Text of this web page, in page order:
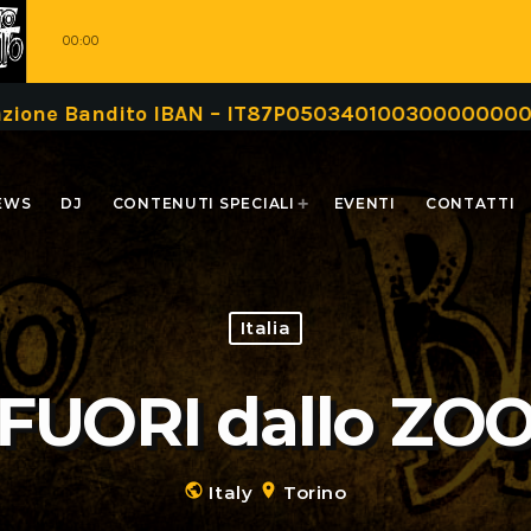
00:00
IBAN – IT87P0503401003000000000999
DJ CONTENUTI SPECIALI EVENTI CONTATTI
Italia
dallo
public Italy location_on Torino